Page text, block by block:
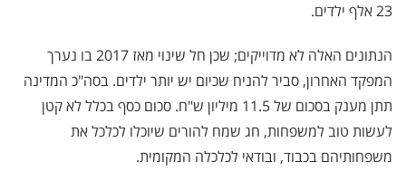
23 אלף ילדים.
הנתונים האלה לא מדוייקים; שכן חל שינוי מאז 2017 בו נערך
המפקד האחרון, סביר להניח שכיום יש יותר ילדים. בסה"כ המדינה
תתן מענק בסכום של 11.5 מיליון ש"ח. סכום כסף בכלל לא קטן
לעשות טוב למשפחות, חג שמח להורים שיוכלו לכלכל את
משפחותיהם בכבוד, ובודאי לכלכלה המקומית.